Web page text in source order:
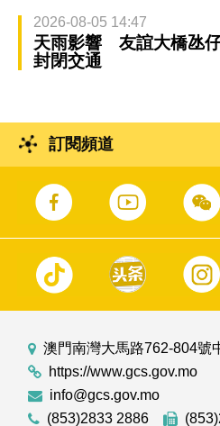
2026-08-05 14:47
天雨影響 友誼大橋氹
封閉交通
訂閱頻道
澳門南灣大馬路762-804號
https://www.gcs.gov.mo
info@gcs.gov.mo
(853)2833 2886